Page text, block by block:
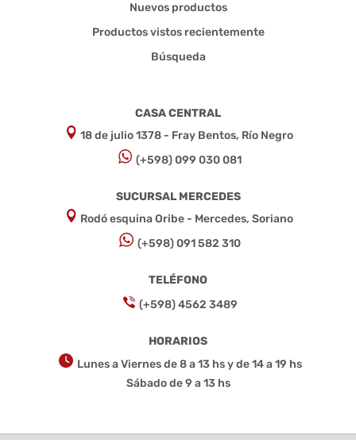
Nuevos productos
Productos vistos recientemente
Búsqueda
CASA CENTRAL
18 de julio 1378 - Fray Bentos, Río Negro
(+598) 099 030 081
SUCURSAL MERCEDES
Rodó esquina Oribe - Mercedes, Soriano
(+598) 091 582 310
TELÉFONO
(+598) 4562 3489
HORARIOS
Lunes a Viernes de 8 a 13 hs y de 14 a 19 hs
Sábado de 9 a 13 hs